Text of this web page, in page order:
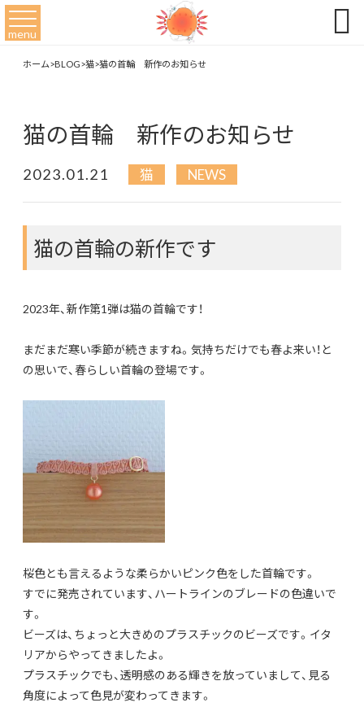
menu 
ホーム>BLOG>猫>猫の首輪 新作のお知らせ
猫の首輪 新作のお知らせ
2023.01.21 猫 NEWS
猫の首輪の新作です
2023年、新作第1弾は猫の首輪です！
まだまだ寒い季節が続きますね。気持ちだけでも春よ来い！と
の思いで、春らしい首輪の登場です。
桜色とも言えるような柔らかいピンク色をした首輪です。
すでに発売されています、ハートラインのブレードの色違いで
す。
ビーズは、ちょっと大きめのプラスチックのビーズです。イタ
リアからやってきましたよ。
プラスチックでも、透明感のある輝きを放っていまして、見る
角度によって色見が変わってきます。